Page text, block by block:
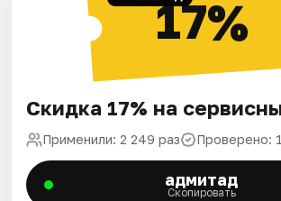
17%
Скидка 17% на
Применили: 2 249 раз Проверено:
адмитад
Скопировать